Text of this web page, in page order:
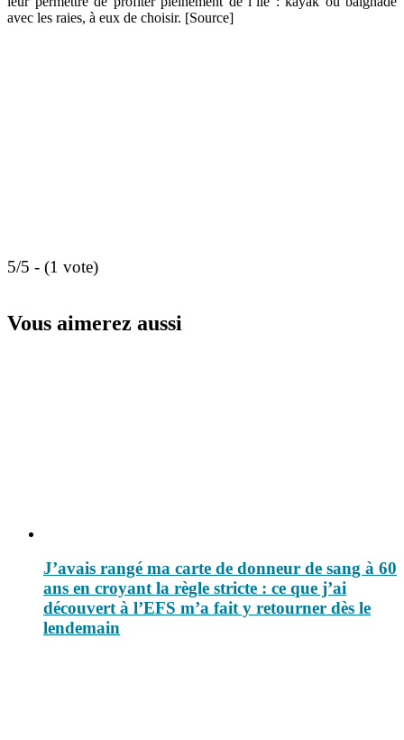
avec les raies, à eux de choisir. [Source]
5/5 - (1 vote)
Vous aimerez aussi
J’avais rangé ma carte de donneur de sang à 60
ans en croyant la règle stricte : ce que j’ai
découvert à l’EFS m’a fait y retourner dès le
lendemain